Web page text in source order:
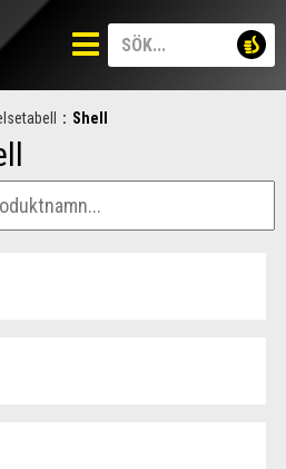
: Shell